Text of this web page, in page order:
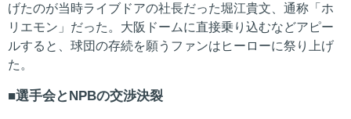
げたのが当時ライブドアの社長だった堀江貴文、通称「ホ
リエモン」だった。大阪ドームに直接乗り込むなどアピー
ルすると、球団の存続を願うファンはヒーローに祭り上げ
た。
選手会とNPBの交渉決裂